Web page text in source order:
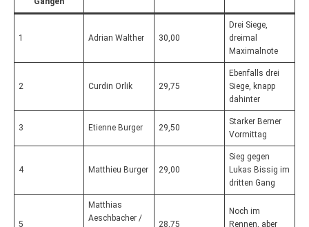
1 Adrian Walther 30,00
Drei Siege,
dreimal
Maximalnote
2 Curdin Orlik 29,75
Ebenfalls drei
Siege, knapp
dahinter
3 Etienne Burger 29,50
Starker Berner
Vormittag
4 Matthieu Burger 29,00
Sieg gegen
Lukas Bissig im
dritten Gang
5
Matthias
Aeschbacher /
28,75
Noch im
Rennen, aber